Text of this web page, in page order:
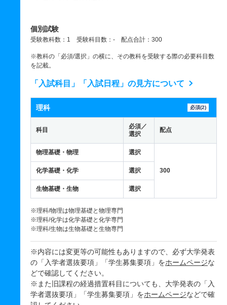
個別試験
受験教科数：1 受験科目数：- 配点合計：300
※教科の「必須/選択」の横に、その教科を受験する際の必要科目数
を記載。
「入試科目」「入試日程」の見方について
理科 必須(2)
科目
必須／
選択
配点
物理基礎・物理 選択
300
化学基礎・化学 選択
生物基礎・生物 選択
※理科/物理は物理基礎と物理専門
※理科/化学は化学基礎と化学専門
※理科/生物は生物基礎と生物専門
※内容には変更等の可能性もありますので、必ず大学発表
の「入学者選抜要項」「学生募集要項」をホームページな
どで確認してください。
※また旧課程の経過措置科目についても、大学発表の「入
学者選抜要項」「学生募集要項」をホームページなどで確